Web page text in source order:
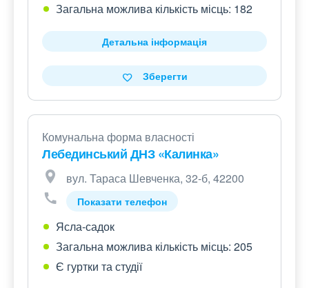
Загальна можлива кількість місць: 182
Детальна інформація
Зберегти
Комунальна форма власності
Лебединський ДНЗ «Калинка»
вул. Тараса Шевченка, 32-б, 42200
Показати телефон
Ясла-садок
Загальна можлива кількість місць: 205
Є гуртки та студії